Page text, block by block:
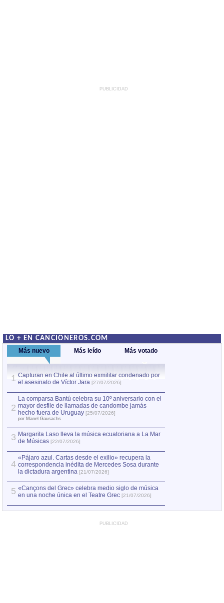
PUBLICIDAD
LO + EN CANCIONEROS.COM
Más nuevo Más leído Más votado
1 Capturan en Chile al último exmilitar condenado por
el asesinato de Víctor Jara [27/07/2026]
2
La comparsa Bantú celebra su 10º aniversario con el
mayor desfile de llamadas de candombe jamás
hecho fuera de Uruguay [25/07/2026]
por Manel Gausachs
3 Margarita Laso lleva la música ecuatoriana a La Mar
de Músicas [22/07/2026]
4
«Pájaro azul. Cartas desde el exilio» recupera la
correspondencia inédita de Mercedes Sosa durante
la dictadura argentina [21/07/2026]
5 «Cançons del Grec» celebra medio siglo de música
en una noche única en el Teatre Grec [21/07/2026]
PUBLICIDAD